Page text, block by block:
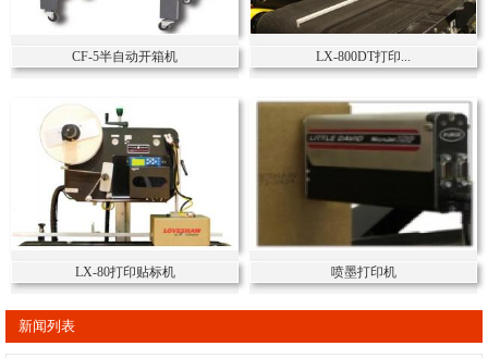
CF-5半自动开箱机 LX-800DT打印...
LX-80打印贴标机 喷墨打印机
新闻列表